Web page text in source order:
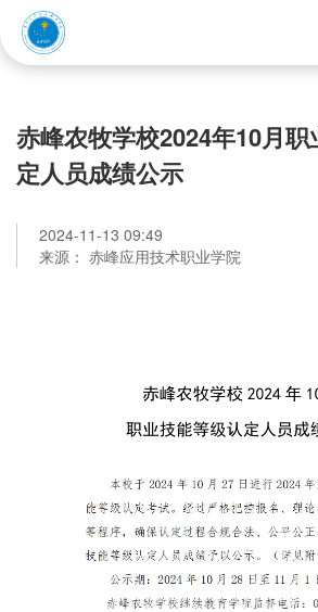
赤峰农牧学校2024年10月
定人员成绩公示
2024-11-13 09:49
来源： 赤峰应用技术职业学院